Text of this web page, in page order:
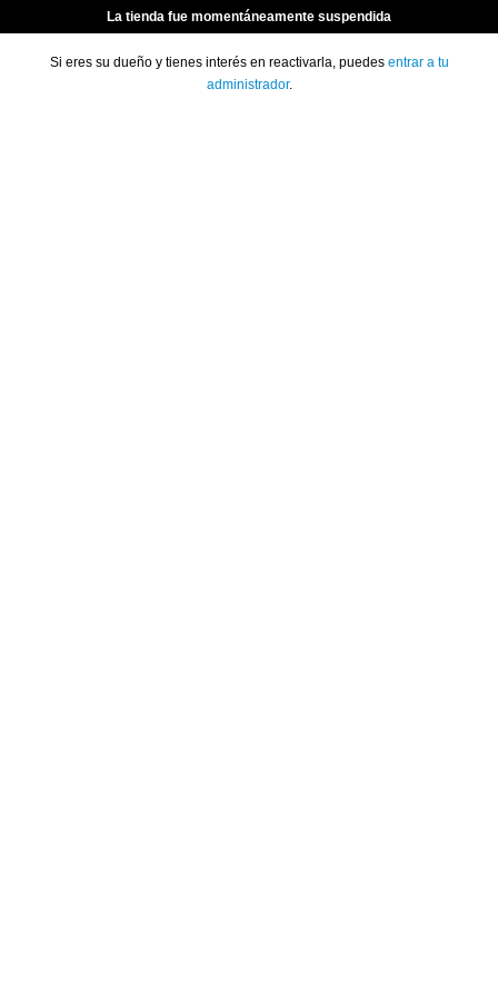
La tienda fue momentáneamente suspendida
Si eres su dueño y tienes interés en reactivarla, puedes entrar a tu
administrador.